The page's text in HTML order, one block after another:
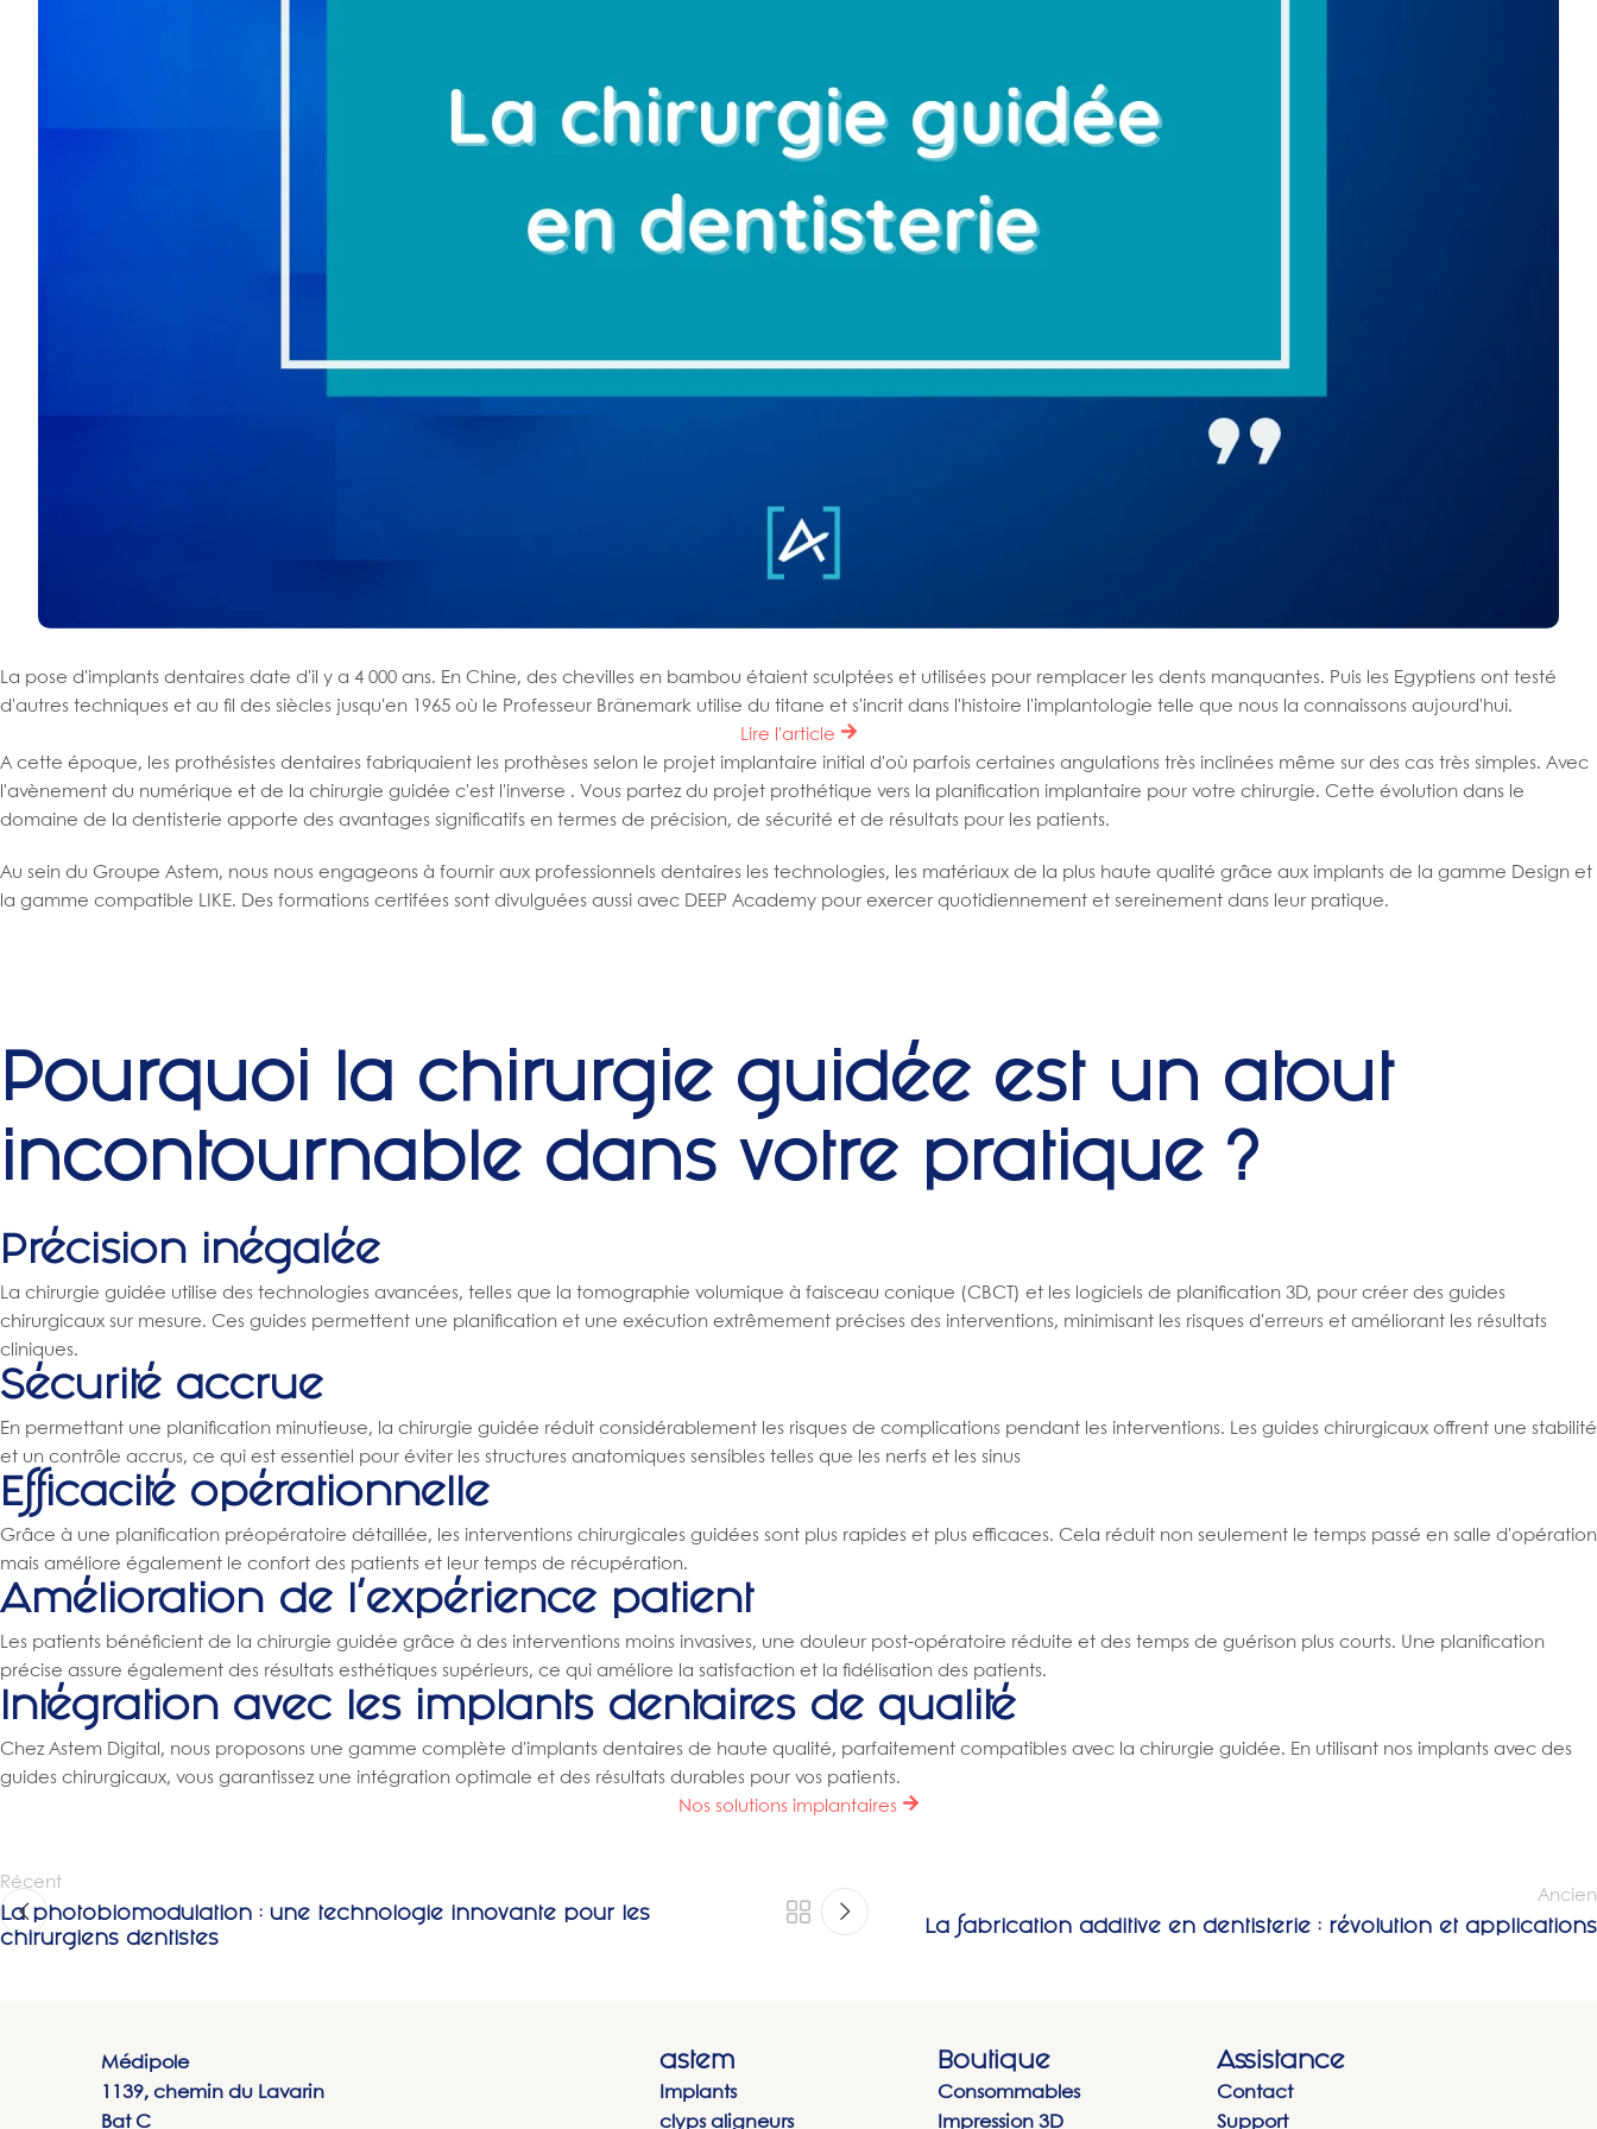
La pose d'implants dentaires date d'il y a 4 000 ans. En Chine, des chevilles en bambou étaient sculptées et utilisées pour remplacer les dents manquantes. Puis les Egyptiens ont testé
d'autres techniques et au fil des siècles jusqu'en 1965 où le Professeur Bränemark utilise du titane et s'incrit dans l'histoire l'implantologie telle que nous la connaissons aujourd'hui.
Lire l'article
A cette époque, les prothésistes dentaires fabriquaient les prothèses selon le projet implantaire initial d'où parfois certaines angulations très inclinées même sur des cas très simples. Avec
l'avènement du numérique et de la chirurgie guidée c'est l'inverse . Vous partez du projet prothétique vers la planification implantaire pour votre chirurgie. Cette évolution dans le
domaine de la dentisterie apporte des avantages significatifs en termes de précision, de sécurité et de résultats pour les patients.
Au sein du Groupe Astem, nous nous engageons à fournir aux professionnels dentaires les technologies, les matériaux de la plus haute qualité grâce aux implants de la gamme Design et
la gamme compatible LIKE. Des formations certifées sont divulguées aussi avec DEEP Academy pour exercer quotidiennement et sereinement dans leur pratique.
Pourquoi la chirurgie guidée est un atout
incontournable dans votre pratique ?
Précision inégalée
La chirurgie guidée utilise des technologies avancées, telles que la tomographie volumique à faisceau conique (CBCT) et les logiciels de planification 3D, pour créer des guides
chirurgicaux sur mesure. Ces guides permettent une planification et une exécution extrêmement précises des interventions, minimisant les risques d'erreurs et améliorant les résultats
cliniques.
Sécurité accrue
En permettant une planification minutieuse, la chirurgie guidée réduit considérablement les risques de complications pendant les interventions. Les guides chirurgicaux offrent une stabilité
et un contrôle accrus, ce qui est essentiel pour éviter les structures anatomiques sensibles telles que les nerfs et les sinus
Efficacité opérationnelle
Grâce à une planification préopératoire détaillée, les interventions chirurgicales guidées sont plus rapides et plus efficaces. Cela réduit non seulement le temps passé en salle d'opération
mais améliore également le confort des patients et leur temps de récupération.
Amélioration de l'expérience patient
Les patients bénéficient de la chirurgie guidée grâce à des interventions moins invasives, une douleur post-opératoire réduite et des temps de guérison plus courts. Une planification
précise assure également des résultats esthétiques supérieurs, ce qui améliore la satisfaction et la fidélisation des patients.
Intégration avec les implants dentaires de qualité
Chez Astem Digital, nous proposons une gamme complète d'implants dentaires de haute qualité, parfaitement compatibles avec la chirurgie guidée. En utilisant nos implants avec des
guides chirurgicaux, vous garantissez une intégration optimale et des résultats durables pour vos patients.
Nos solutions implantaires
Récent
La photobiomodulation : une technologie innovante pour les
chirurgiens dentistes
Ancien
La fabrication additive en dentisterie : révolution et applications
Médipole
1139, chemin du Lavarin
Bat C
astem
Implants
clyps aligneurs
Boutique
Consommables
Impression 3D
Assistance
Contact
Support